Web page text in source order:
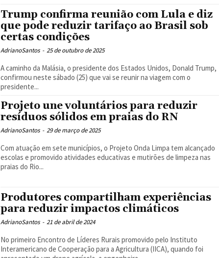
Trump confirma reunião com Lula e diz
que pode reduzir tarifaço ao Brasil sob
certas condições
AdrianoSantos - 25 de outubro de 2025
A caminho da Malásia, o presidente dos Estados Unidos, Donald Trump,
confirmou neste sábado (25) que vai se reunir na viagem com o
presidente...
Projeto une voluntários para reduzir
resíduos sólidos em praias do RN
AdrianoSantos - 29 de março de 2025
Com atuação em sete municípios, o Projeto Onda Limpa tem alcançado
escolas e promovido atividades educativas e mutirões de limpeza nas
praias do Rio...
Produtores compartilham experiências
para reduzir impactos climáticos
AdrianoSantos - 21 de abril de 2024
No primeiro Encontro de Líderes Rurais promovido pelo Instituto
Interamericano de Cooperação para a Agricultura (IICA), quando foi